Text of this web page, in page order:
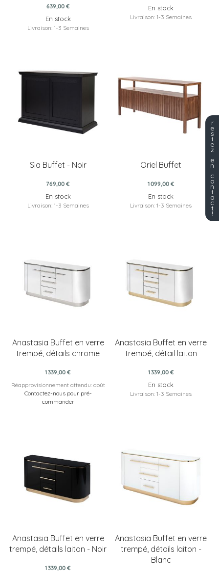
639,00 €
En stock
Livraison: 1-3 Semaines
En stock
Livraison: 1-3 Semaines
Sia Buffet - Noir
769,00 €
En stock
Livraison: 1-3 Semaines
Oriel Buffet
1 099,00 €
En stock
Livraison: 1-3 Semaines
Anastasia Buffet en verre
trempé, détails chrome
1 339,00 €
Réapprovisionnement attendu: août
Contactez-nous pour pré-
commander
Anastasia Buffet en verre
trempé, détail laiton
1 339,00 €
En stock
Livraison: 1-3 Semaines
Anastasia Buffet en verre
trempé, détails laiton - Noir
1 339,00 €
Anastasia Buffet en verre
trempé, détails laiton -
Blanc
r
e
s
t
e
z
e
n
c
o
n
t
a
c
t
!